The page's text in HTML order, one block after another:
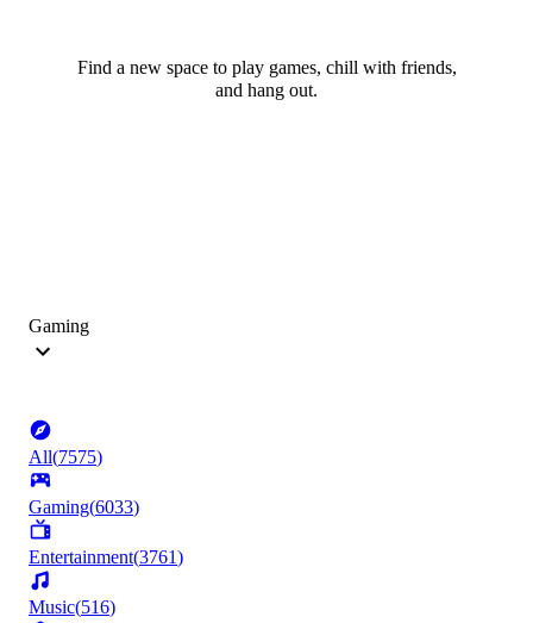
Find a new space to play games, chill with friends,
and hang out.
Gaming
All(7575)
Gaming(6033)
Entertainment(3761)
Music(516)